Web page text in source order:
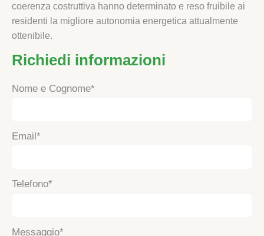
coerenza costruttiva hanno determinato e reso fruibile ai
residenti la migliore autonomia energetica attualmente
ottenibile.
Richiedi informazioni
Nome e Cognome
Email
Telefono
Messaggio